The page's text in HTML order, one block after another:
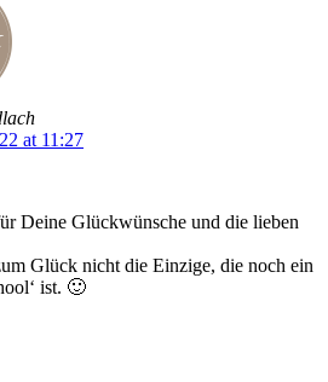
at 11:27
Deine Glückwünsche und die lieben
Glück nicht die Einzige, die noch ein
ist. 🙂